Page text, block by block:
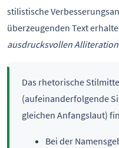
stilistische
überzeugenden Text
ausdrucksvollen
Das rhetorische
(aufeinanderfolgende
gleichen Anfangslaut)
Bei der